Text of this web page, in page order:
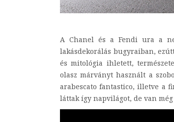
A Chanel és a Fendi ura a
lakásdekorálás bugyraiban,
és mitológia ihletett,
olasz márványt használt a
arabescato fantastico, illetve a
láttak így napvilágot, de van